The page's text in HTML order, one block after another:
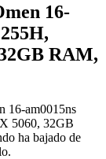
16-
RAM,
16-am0015ns
5060, 32GB
ha bajado de